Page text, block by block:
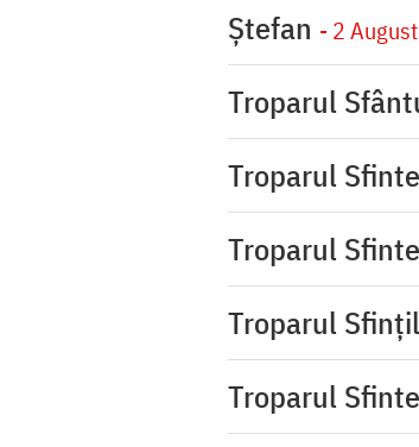
Ştefan - 2 August
Troparul
Troparul
Troparul
Troparul
Troparul